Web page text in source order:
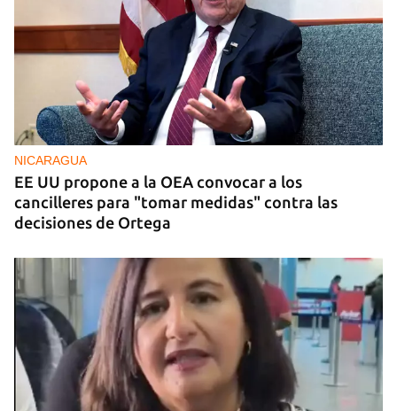
NICARAGUA
EE UU propone a la OEA convocar a los
cancilleres para "tomar medidas" contra las
decisiones de Ortega